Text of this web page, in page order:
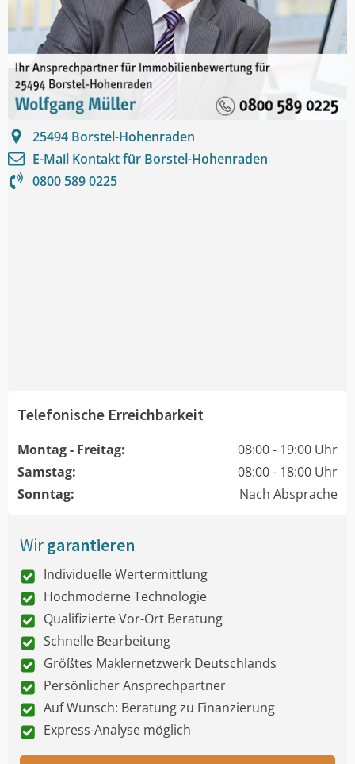
25494 Borstel-Hohenraden
E-Mail Kontakt für Borstel-Hohenraden
0800 589 0225
Telefonische Erreichbarkeit
Montag - Freitag:
08:00 - 19:00 Uhr
Samstag:
08:00 - 18:00 Uhr
Sonntag:
Nach Absprache
Wirgarantieren
Individuelle Wertermittlung
Hochmoderne Technologie
Qualifizierte Vor-Ort Beratung
Schnelle Bearbeitung
Größtes Maklernetzwerk Deutschlands
Persönlicher Ansprechpartner
Auf Wunsch: Beratung zu Finanzierung
Express-Analyse möglich